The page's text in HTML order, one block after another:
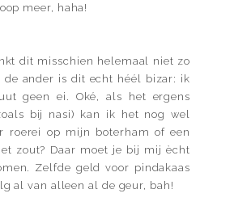
meer, haha!
dit misschien helemaal niet zo
de ander is dit echt héél bizar: ik
geen ei. Oké, als het ergens
bij nasi) kan ik het nog wel
roerei op mijn boterham of een
zout? Daar moet je bij mij ècht
Zelfde geld voor pindakaas
al van alleen al de geur, bah!